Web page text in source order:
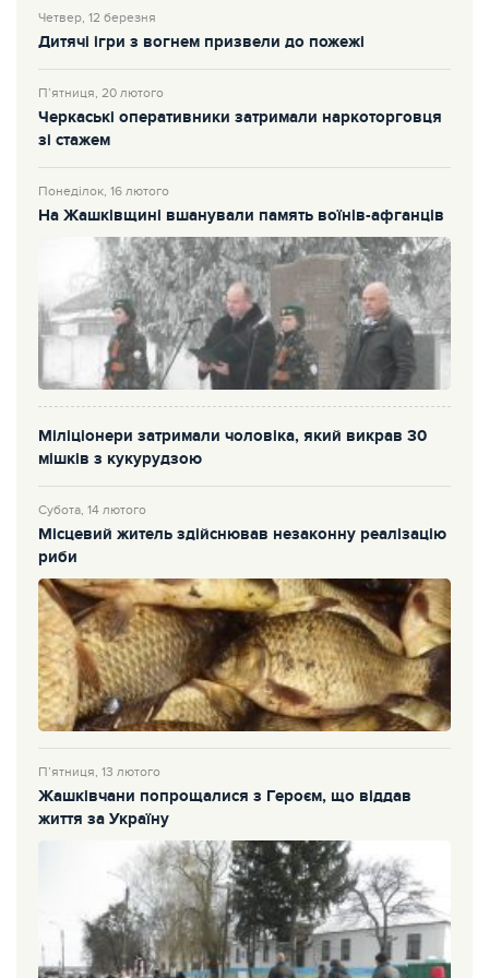
Четвер, 12 березня
Дитячі ігри з вогнем призвели до пожежі
П’ятниця, 20 лютого
Черкаські оперативники затримали наркоторговця
зі стажем
Понеділок, 16 лютого
На Жашківщині вшанували память воїнів-афганців
Міліціонери затримали чоловіка, який викрав 30
мішків з кукурудзою
Субота, 14 лютого
Місцевий житель здійснював незаконну реалізацію
риби
П’ятниця, 13 лютого
Жашківчани попрощалися з Героєм, що віддав
життя за Україну